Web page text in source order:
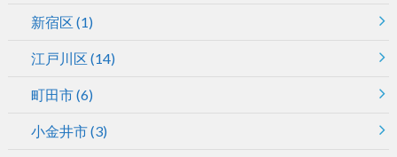
新宿区 (1)
江戸川区 (14)
町田市(6)
小金井市(3)